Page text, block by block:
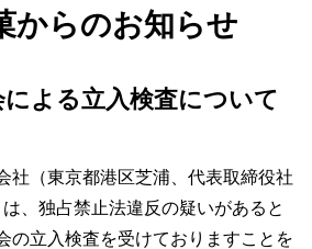
からのお知らせ
よる立入検査について
社（東京都港区芝浦、代表取締役社
、独占禁止法違反の疑いがあると
の立入検査を受けておりますことを